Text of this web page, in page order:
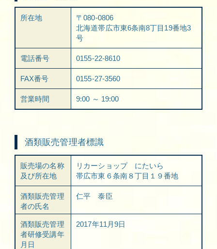
所在地
〒080-0806
北海道帯広市東6条南8丁目19番地3
号
電話番号 0155-22-8610
FAX番号 0155-27-3560
営業時間 9:00 ～ 19:00
酒類販売管理者標識
販売場の名称
及び所在地
リカーショップ にたいら
帯広市東６条南８丁目１９番地
酒類販売管理
者の氏名
仁平 泰臣
酒類販売管理
者研修受講年
月日
2017年11月9日